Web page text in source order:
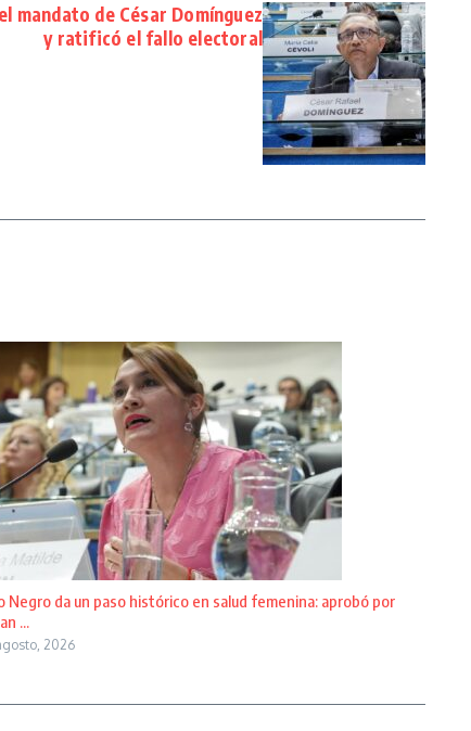
mandato de César Domínguez
y ratificó el fallo electoral
Negro da un paso histórico en salud femenina: aprobó por
...
2026